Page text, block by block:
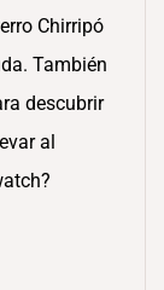
Chirripó
También
descubrir
al